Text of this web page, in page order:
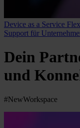
Device as a Service
Support für
Dein
und
#NewWorkspace